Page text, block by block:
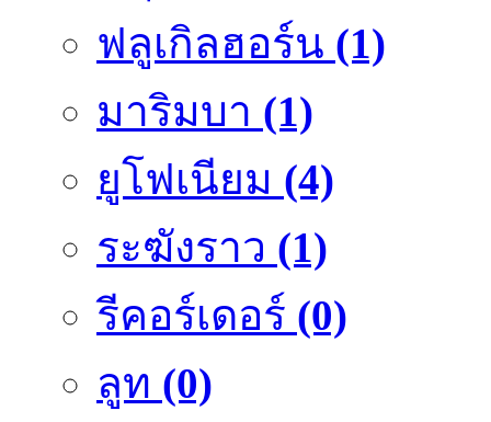
ฟลูเกิลฮอร์น (1)
มาริมบา (1)
ยูโฟเนียม (4)
ระฆังราว (1)
รีคอร์เดอร์ (0)
ลูท (0)